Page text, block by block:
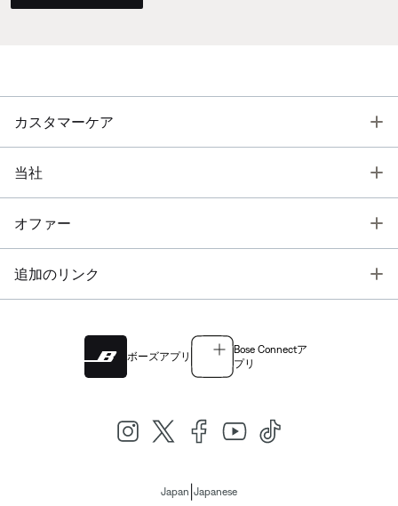
カスタマーケア
当社
オファー
追加のリンク
ボーズアプリ
Bose Connectア
プリ
Japan Japanese